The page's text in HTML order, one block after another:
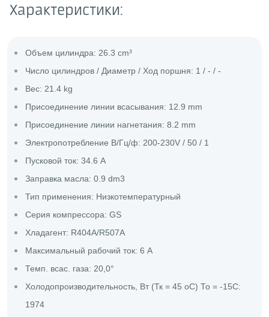
Характеристики:
Объем цилиндра: 26.3 cm³
Число цилиндров / Диаметр / Ход поршня: 1 / - / -
Вес: 21.4 kg
Присоединение линии всасывания: 12.9 mm
Присоединение линии нагнетания: 8.2 mm
Электропотребление В/Гц/ф: 200-230V / 50 / 1
Пусковой ток: 34.6 A
Заправка масла: 0.9 dm3
Тип применения: Низкотемпературный
Серия компрессора: GS
Хладагент: R404A/R507A
Максимальный рабочий ток: 6 A
Темп. всас. газа: 20,0°
Холодопроизводительность, Вт (Тк = 45 оС) То = -15С:
1974